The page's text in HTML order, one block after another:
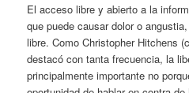
El acceso libre y abierto a la
que puede causar dolor o
libre. Como Christopher Hitchens
destacó con tanta frecuencia, la
principalmente importante no